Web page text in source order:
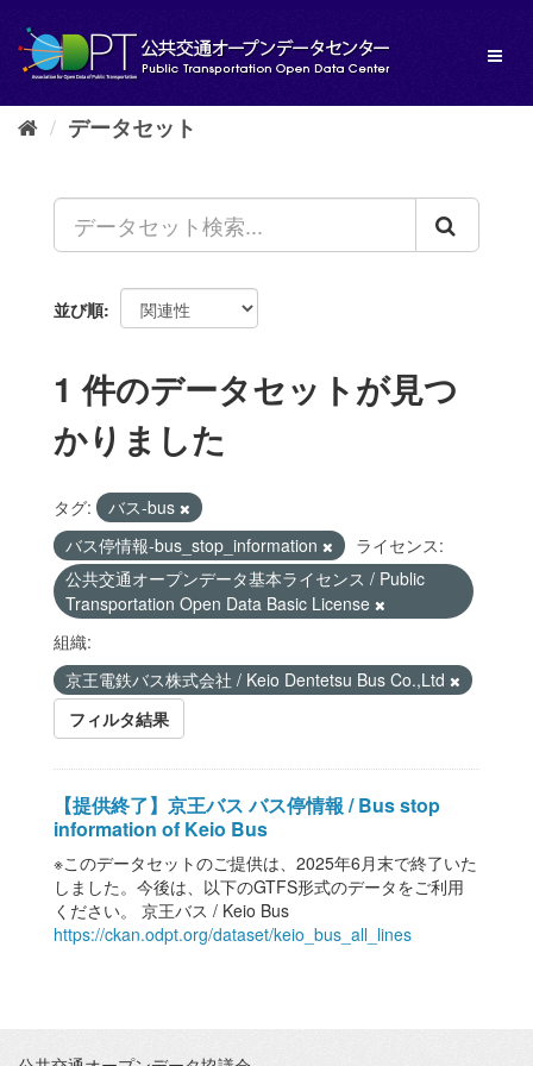
し
データセット
並び順
1 件のデータセットが見つ
かりました
タグ:
バス-bus
バス停情報-bus_stop_information
ライセンス:
公共交通オープンデータ基本ライセンス / Public
Transportation Open Data Basic License
組織:
京王電鉄バス株式会社 / Keio Dentetsu Bus Co.,Ltd
フィルタ結果
【提供終了】京王バス バス停情報 / Bus stop
information of Keio Bus
※このデータセットのご提供は、2025年6月末で終了いた
しました。今後は、以下のGTFS形式のデータをご利用
ください。 京王バス / Keio Bus
https://ckan.odpt.org/dataset/keio_bus_all_lines